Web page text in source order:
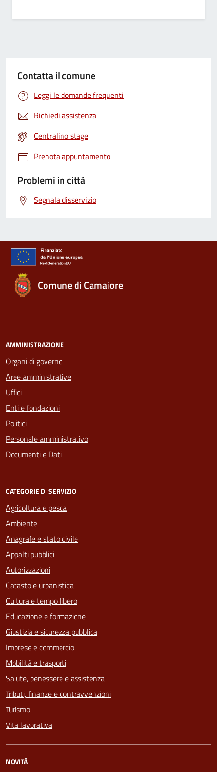
Contatta il comune
Leggi le domande frequenti
Richiedi assistenza
Centralino stage
Prenota appuntamento
Problemi in città
Segnala disservizio
Comune di Camaiore
AMMINISTRAZIONE
Organi di governo
Aree amministrative
Uffici
Enti e fondazioni
Politici
Personale amministrativo
Documenti e Dati
CATEGORIE DI SERVIZIO
Agricoltura e pesca
Ambiente
Anagrafe e stato civile
Appalti pubblici
Autorizzazioni
Catasto e urbanistica
Cultura e tempo libero
Educazione e formazione
Giustizia e sicurezza pubblica
Imprese e commercio
Mobilità e trasporti
Salute, benessere e assistenza
Tributi, finanze e contravvenzioni
Turismo
Vita lavorativa
NOVITÀ